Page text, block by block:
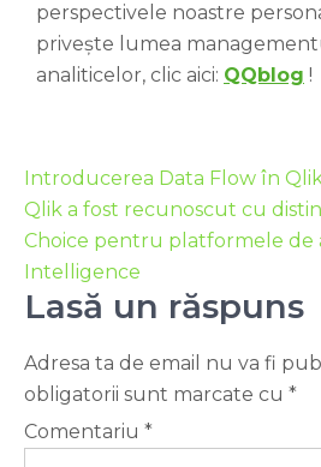
perspectivele noastre
privește lumea
analiticelor, clic aici: QQblog !
Introducerea Data Flow în
Qlik a fost recunoscut cu
Choice pentru platformele de
Intelligence
Lasă un răspuns
Adresa ta de email nu va fi
obligatorii sunt marcate cu *
Comentariu *